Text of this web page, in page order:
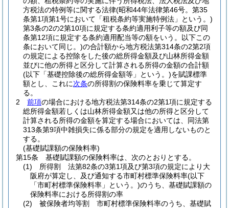
方税法の特例等に関する法律(昭和44年法律第46号。第35
条第1項第1号において「租税条約等実施特例法」という。)
第3条の2の2第10項に規定する条約適用利子等の額及び同
条第12項に規定する条約適用配当等の額をいう。以下この
条において同じ。)の合計額から地方税法第314条の2第2項
の規定による控除をした後の総所得金額及び山林所得金額
並びに他の所得と区分して計算される所得の金額の合計額
(以下「基礎控除後の総所得金額等」という。)を賦課標準
額とし、これに次条の所得割の保険料率を乗じて算定す
る。
2
前項の場合における地方税法第314条の2第1項に規定する
総所得金額若しくは山林所得金額又は他の所得と区分して
計算される所得の金額を算定する場合においては、同法第
313条第9項中雑損失に係る部分の規定を適用しないものと
する。
(基礎賦課額の保険料率)
第15条
基礎賦課額の保険料率は、次のとおりとする。
(1)
所得割 法第82条の3第1項及び第3項の規定により大
阪府が算定し、及び通知する市町村標準保険料率(以下
「市町村標準保険料率」という。)のうち、基礎賦課額の
保険料率における所得割の率
(2)
被保険者均等割 市町村標準保険料率のうち、基礎賦